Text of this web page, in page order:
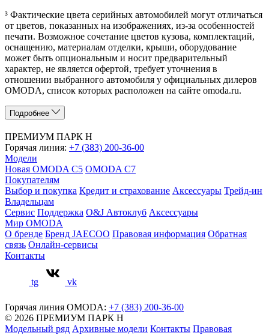
³ Фактические цвета серийных автомобилей могут отличаться
от цветов, показанных на изображениях, из-за особенностей
печати. Возможное сочетание цветов кузова, комплектаций,
оснащению, материалам отделки, крыши, оборудование
может быть опциональным и носит предварительный
характер, не является офертой, требует уточнения в
отношении выбранного автомобиля у официальных дилеров
OMODA, список которых расположен на сайте omoda.ru.
Подробнее
ПРЕМИУМ ПАРК Н
Горячая линия: +7 (383) 200-36-00
Модели
Новая OMODA C5 OMODA C7
Покупателям
Выбор и покупка Кредит и страхование Аксессуары Трейд-ин
Владельцам
Сервис Поддержка O&J Автоклуб Аксессуары
Мир OMODA
О бренде Бренд JAECOO Правовая информация Обратная
связь Онлайн-сервисы
Контакты
tg vk
Горячая линия OMODA: +7 (383) 200-36-00
© 2026 ПРЕМИУМ ПАРК Н
Модельный ряд Архивные модели Контакты Правовая